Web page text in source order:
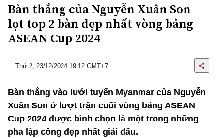
Bàn thắng của Nguyễn Xuân Son
lọt top 2 bàn đẹp nhất vòng bảng
ASEAN Cup 2024
Thứ 2, 23/12/2024 19:12 GMT+7
Bàn thắng vào lưới tuyển Myanmar của Nguyễn
Xuân Son ở lượt trận cuối vòng bảng ASEAN
Cup 2024 được bình chọn là một trong những
pha lập công đẹp nhất giải đấu.